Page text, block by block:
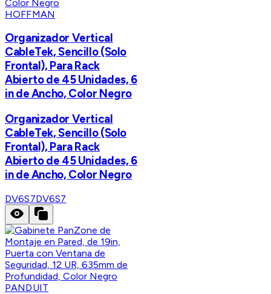
HOFFMAN
Organizador Vertical
CableTek, Sencillo (Solo
Frontal), Para Rack
Abierto de 45 Unidades, 6
in de Ancho, Color Negro
Organizador Vertical
CableTek, Sencillo (Solo
Frontal), Para Rack
Abierto de 45 Unidades, 6
in de Ancho, Color Negro
DV6S7DV6S7
PANDUIT